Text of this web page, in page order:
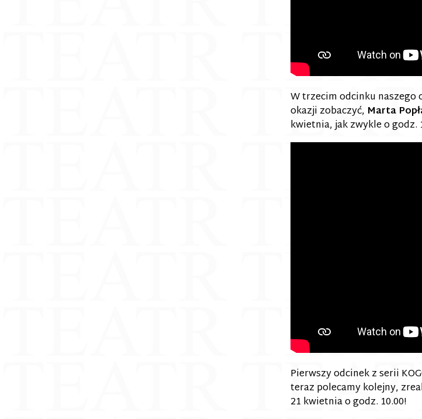
W trzecim odcinku naszego
okazji zobaczyć, Marta
kwietnia, jak zwykle o godz.
Pierwszy odcinek z serii
teraz polecamy kolejny,
21 kwietnia o godz. 10.00!